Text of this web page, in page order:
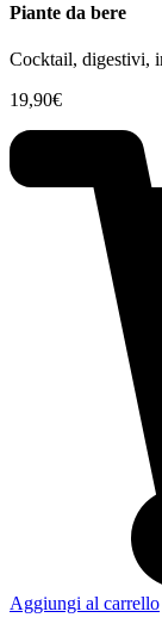
Piante da bere
Cocktail, digestivi,
19,90€
Aggiungi al carrello